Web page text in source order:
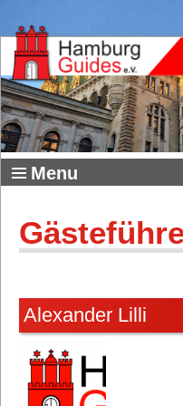
Menu
Alexander Lilli